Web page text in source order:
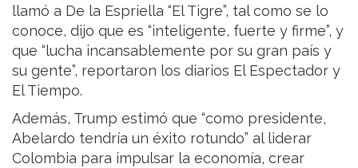
llamó a De la Espriella “El Tigre”, tal como se lo
conoce, dijo que es “inteligente, fuerte y firme”, y
que “lucha incansablemente por su gran país y
su gente”, reportaron los diarios El Espectador y
El Tiempo.
Además, Trump estimó que “como presidente,
Abelardo tendría un éxito rotundo” al liderar
Colombia para impulsar la economía, crear